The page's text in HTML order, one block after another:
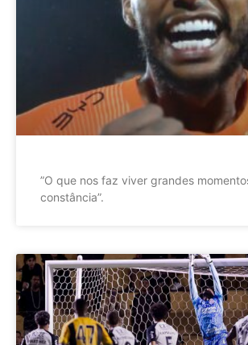
”O que nos faz viver grandes
constância”.